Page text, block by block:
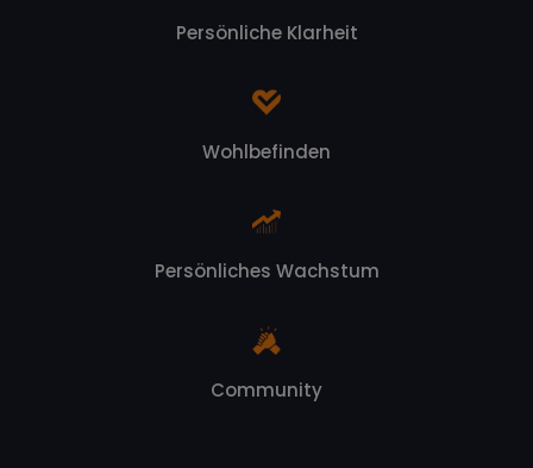
Persönliche Klarheit
Wohlbefinden
Persönliches Wachstum
Community